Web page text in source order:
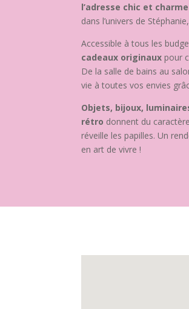
l’adresse chic et charme
dans l’univers de
Accessible à tous les
cadeaux originaux pour
De la salle de bains au
vie à toutes vos envies
Objets, bijoux,
rétro donnent du
réveille les papilles. Un
en art de vivre !